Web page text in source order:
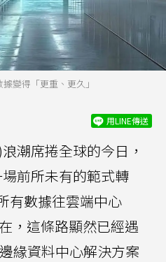
變得「更重、更久」
用LINE傳送
潮席捲全球的今日，
前所未有的範式轉
有數據往雲端中心
，這條路顯然已經遇
邊緣資料中心解決方案